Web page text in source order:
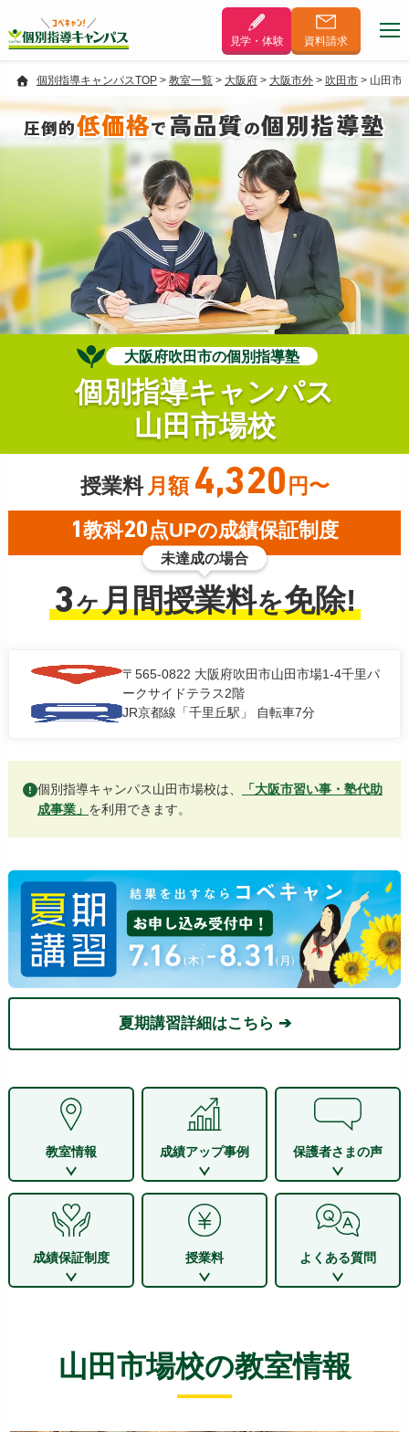
見学・体験 資料請求
個別指導キャンパスTOP> 教室一覧> 大阪府> 大阪市外> 吹田市> 山田市
圧倒的低価格で高品質の個別指導塾
大阪府吹田市の個別指導塾
個別指導キャンパス
山田市場校
授業料 月額 4,320 円〜
1 教科20 点UPの成績保証制度
未達成の場合
3ヶ月間授業料を免除!
〒565-0822 大阪府吹田市山田市場1-4千里パ
ークサイドテラス2階
JR京都線「千里丘駅」 自転車7分
! 個別指導キャンパス山田市場校は、
「大阪市習い事・塾代助
成事業」 を利用できます。
夏期講習詳細はこちら ➔
教室情報 成績アップ事例 保護者さまの声
成績保証制度 授業料 よくある質問
山田市場校の教室情報